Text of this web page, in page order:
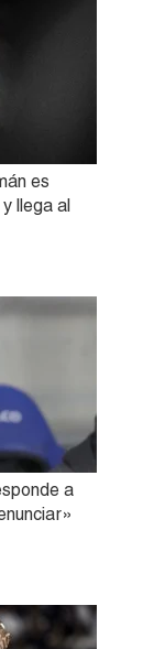
es
llega al
a